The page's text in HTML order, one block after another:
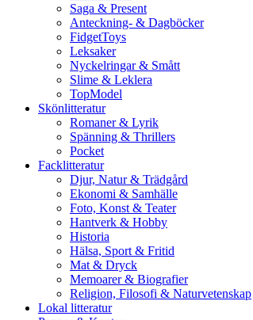
Saga & Present
Anteckning- & Dagböcker
FidgetToys
Leksaker
Nyckelringar & Smått
Slime & Leklera
TopModel
Skönlitteratur
Romaner & Lyrik
Spänning & Thrillers
Pocket
Facklitteratur
Djur, Natur & Trädgård
Ekonomi & Samhälle
Foto, Konst & Teater
Hantverk & Hobby
Historia
Hälsa, Sport & Fritid
Mat & Dryck
Memoarer & Biografier
Religion, Filosofi & Naturvetenskap
Lokal litteratur